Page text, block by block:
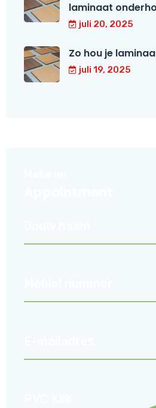
laminaat
juli 20, 2025
Zo hou je
juli 19, 2025